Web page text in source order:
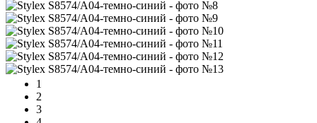
1
2
3